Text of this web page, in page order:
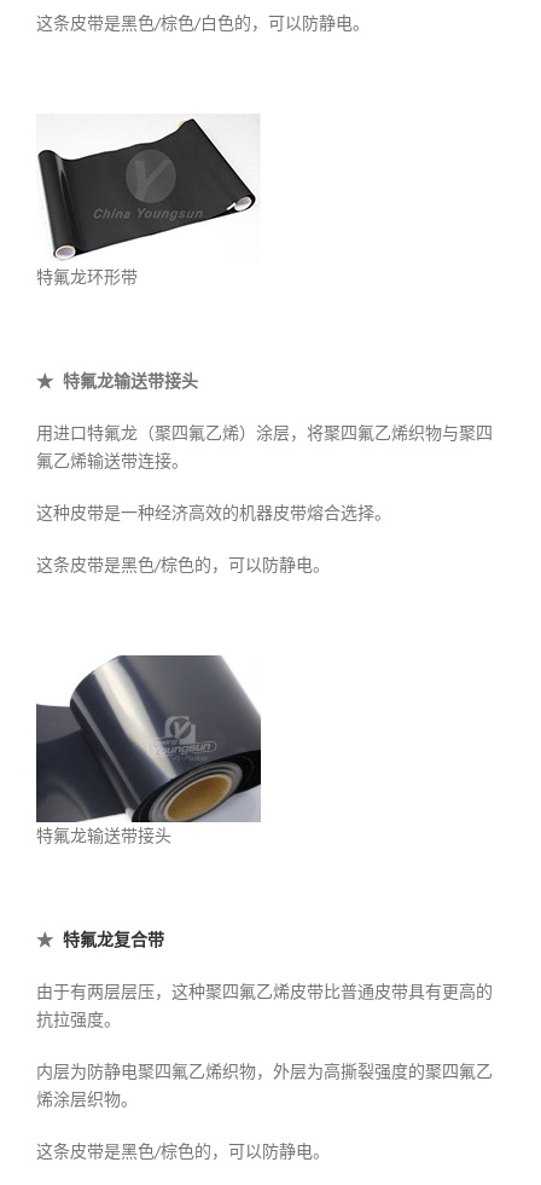
这条皮带是黑色/棕色/白色的，可以防静电。
特氟龙环形带
★ 特氟龙输送带接头
用进口特氟龙（聚四氟乙烯）涂层，将聚四氟乙烯织物与聚四
氟乙烯输送带连接。
这种皮带是一种经济高效的机器皮带熔合选择。
这条皮带是黑色/棕色的，可以防静电。
特氟龙输送带接头
★ 特氟龙复合带
由于有两层层压，这种聚四氟乙烯皮带比普通皮带具有更高的
抗拉强度。
内层为防静电聚四氟乙烯织物，外层为高撕裂强度的聚四氟乙
烯涂层织物。
这条皮带是黑色/棕色的，可以防静电。